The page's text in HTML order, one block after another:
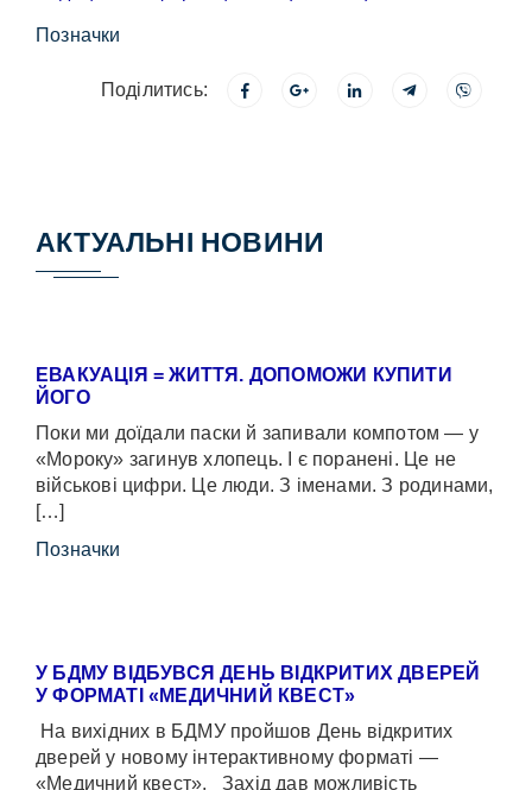
Позначки
Поділитись:
АКТУАЛЬНІ НОВИНИ
ЕВАКУАЦІЯ = ЖИТТЯ. ДОПОМОЖИ КУПИТИ
ЙОГО
Поки ми доїдали паски й запивали компотом — у
«Мороку» загинув хлопець. І є поранені. Це не
військові цифри. Це люди. З іменами. З родинами,
[…]
Позначки
У БДМУ ВІДБУВСЯ ДЕНЬ ВІДКРИТИХ ДВЕРЕЙ
У ФОРМАТІ «МЕДИЧНИЙ КВЕСТ»
На вихідних в БДМУ пройшов День відкритих
дверей у новому інтерактивному форматі —
«Медичний квест». Захід дав можливість